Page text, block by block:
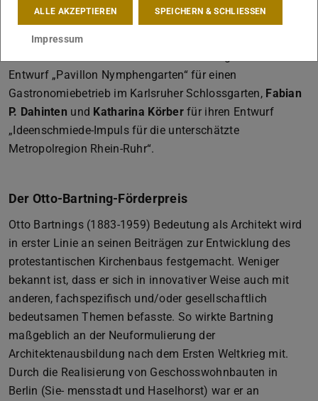
Ausgezeichnet wurden außerdem zwei
Studierende der Hochschule Darmstadt
Entwurf „Pavillon Nymphengarten“ für einen
Gastronomiebetrieb im Karlsruher Schlossgarten, Fabian
P. Dahinten und Katharina Körberfür ihren Entwurf
„Ideenschmiede-Impuls für die unterschätzte
Metropolregion Rhein-Ruhr“.
Der Otto-Bartning-Förderpreis
Otto Bartnings (1883-1959) Bedeutung als Architekt wird
in erster Linie an seinen Beiträgen zur Entwicklung des
protestantischen Kirchenbaus festgemacht. Weniger
bekannt ist, dass er sich in innovativer Weise auch mit
anderen, fachspezifisch und/oder gesellschaftlich
bedeutsamen Themen befasste. So wirkte Bartning
maßgeblich an der Neuformulierung der
Architektenausbildung nach dem Ersten Weltkrieg mit.
Durch die Realisierung von Geschosswohnbauten in
Berlin (Sie- mensstadt und Haselhorst) war er an
ALLE AKZEPTIEREN SPEICHERN & SCHLIESSEN
Impressum